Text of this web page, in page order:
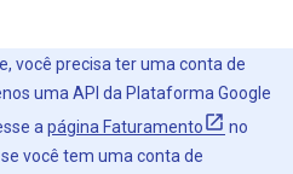
você precisa ter uma conta de
uma API da Plataforma Google
a página Faturamento
no
você tem uma conta de